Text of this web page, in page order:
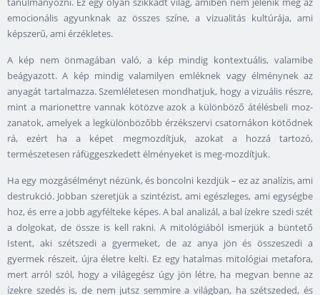
emocionális agyunknak az összes színe, a vizualitás kultúrája, ami
képszerű, ami érzékletes.
A kép nem önmagában való, a kép mindig kontextuális, valamibe
beágyazott. A kép mindig valamilyen emléknek vagy élménynek az
anyagát tartalmazza. Szemléletesen mondhatjuk, hogy a vizuális részre,
mint a marionettre vannak kötözve azok a különböző átélésbeli moz-
zanatok, amelyek a legkülönbözőbb érzékszervi csatornákon kötődnek
rá, ezért ha a képet megmozdítjuk, azokat a hozzá tartozó,
természetesen ráfüggeszkedett élményeket is meg-mozdítjuk.
Ha egy mozgásélményt nézünk, és boncolni kezdjük – ez az analízis, ami
destrukció. Jobban szeretjük a szintézist, ami egészleges, ami egységbe
hoz, és erre a jobb agyfélteke képes. A bal analizál, a bal ízekre szedi szét
a dolgokat, de össze is kell rakni. A mitológiából ismerjük a büntető
Istent, aki szétszedi a gyermeket, de az anya jön és összeszedi a
gyermek részeit, újra életre kelti. Ez egy hatalmas mitológiai metafora,
mert arról szól, hogy a világegész úgy jön létre, ha megvan benne az
ízekre szedés is, de nem jutsz semmire a világban, ha szétszeded, és